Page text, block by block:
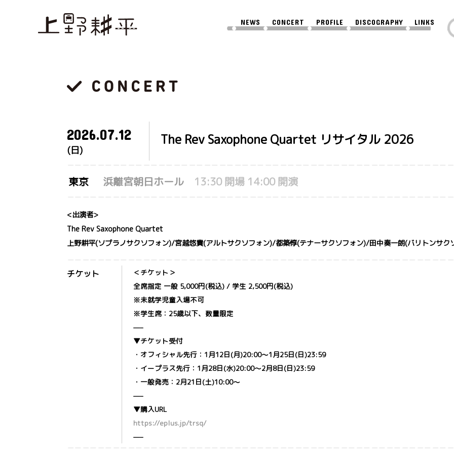
NEWS CONCERT PROFILE DISCOGRAPHY LINKS
2026.07.12
(日)
The Rev Saxophone Quartet リサイタル 2026
東京 浜離宮朝日ホール 13:30 開場 14:00 開演
<出演者>
The Rev Saxophone Quartet
上野耕平(ソプラノサクソフォン)/宮越悠貴(アルトサクソフォン)/都築惇(テナーサクソフォン)/田中奏一朗(バリトンサク
チケット
＜チケット＞
全席指定 一般 5,000円(税込) / 学生 2,500円(税込)
※未就学児童入場不可
※学生席：25歳以下、数量限定
—–
▼チケット受付
・オフィシャル先行：1月12日(月)20:00～1月25日(日)23:59
・イープラス先行：1月28日(水)20:00～2月8日(日)23:59
・一般発売：2月21日(土)10:00～
—–
▼購入URL
https://eplus.jp/trsq/
—–